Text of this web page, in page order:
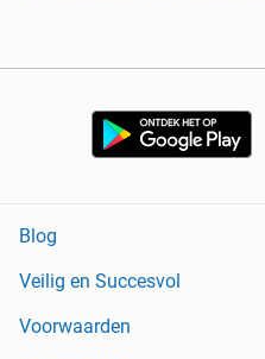
Blog
Veilig en Succesvol
Voorwaarden